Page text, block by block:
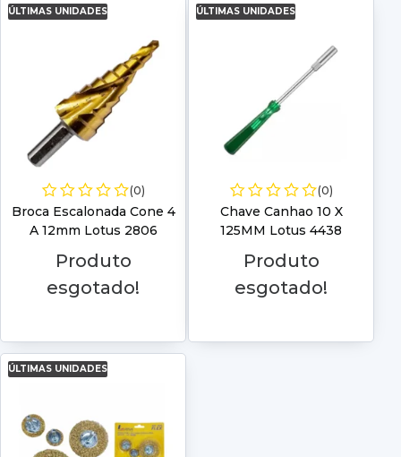
ÚLTIMAS UNIDADES
(0)
Broca Escalonada Cone 4
A 12mm Lotus 2806
Produto
esgotado!
ÚLTIMAS UNIDADES
(0)
Chave Canhao 10 X
125MM Lotus 4438
Produto
esgotado!
ÚLTIMAS UNIDADES